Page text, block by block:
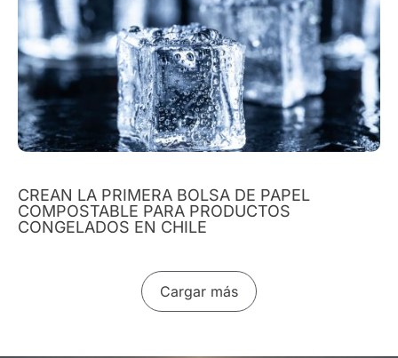
CREAN LA PRIMERA BOLSA DE PAPEL
COMPOSTABLE PARA PRODUCTOS
CONGELADOS EN CHILE
Cargar más